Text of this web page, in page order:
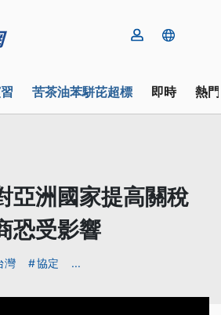
苦茶油苯駢芘超標 即時 熱
亞洲國家提高關稅
恐受影響
灣 協定 ...